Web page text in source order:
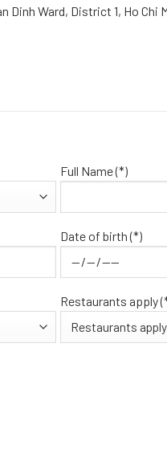
Dinh Ward, District 1, Ho
Full Name (*)
Date of birth (*)
Restaurants apply